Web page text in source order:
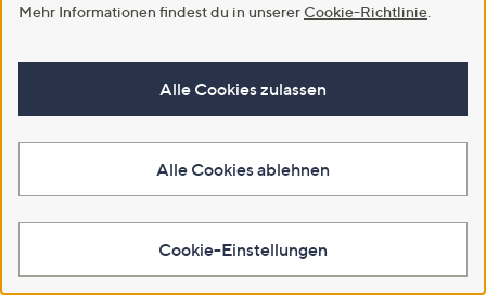
B-WARE
B-Ware GREEN LOUNGE
5
(2)
In den Warenkorb
B-WARE
B-Ware GREEN LOUNGE
€ 97,48
5
(5)
Weitere Farben verfügbar
In den Warenkorb
Mehr Informationen findest du in unserer Cookie-Richtlinie
Alle Cookies zulassen
Alle Cookies ablehnen
Cookie-Einstellungen